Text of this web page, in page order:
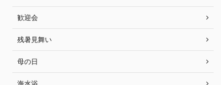
歓迎会
残暑見舞い
母の日
海水浴